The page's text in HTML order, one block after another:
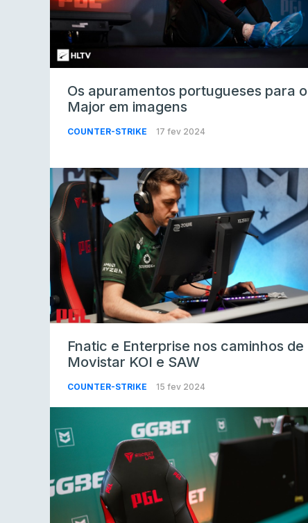
Os apuramentos portugueses para o
Major em imagens
COUNTER-STRIKE 17 fev 2024
Fnatic e Enterprise nos caminhos de
Movistar KOI e SAW
COUNTER-STRIKE 15 fev 2024